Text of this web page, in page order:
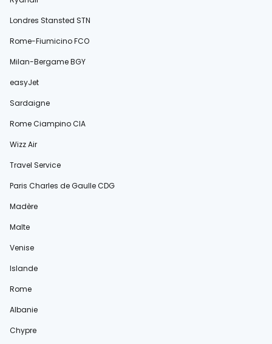
Londres Stansted STN
Rome-Fiumicino FCO
Milan-Bergame BGY
easyJet
Sardaigne
Rome Ciampino CIA
Wizz Air
Travel Service
Paris Charles de Gaulle CDG
Madère
Malte
Venise
Islande
Rome
Albanie
Chypre